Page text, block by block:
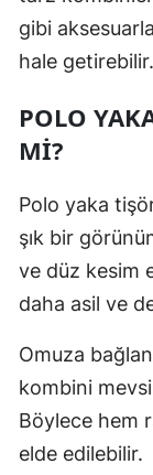
gibi
hale getirebilir.
POLO
Mİ?
Polo yaka
şık bir
ve düz kesim
daha asil ve
Omuza
kombini
Böylece hem
elde edilebilir.